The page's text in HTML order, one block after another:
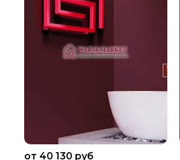
от 40 130 руб